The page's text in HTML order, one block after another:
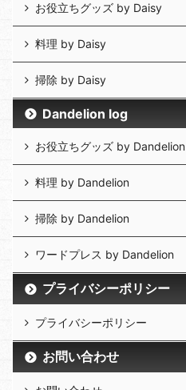
お役立ちグッズ by Daisy
料理 by Daisy
掃除 by Daisy
Dandelion log
お役立ちグッズ by Dandelion
料理 by Dandelion
掃除 by Dandelion
ワードプレス by Dandelion
プライバシーポリシー
プライバシーポリシー
お問い合わせ